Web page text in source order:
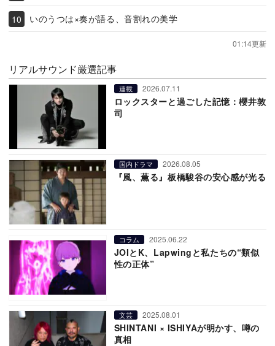
いのうつは×奏が語る、音割れの美学
01:14更新
リアルサウンド厳選記事
連載 2026.07.11
ロックスターと過ごした記憶：櫻井敦
司
国内ドラマ 2026.08.05
『風、薫る』板橋駿谷の安心感が光る
コラム 2025.06.22
JOIとK、Lapwingと私たちの“類似
性の正体”
文芸 2025.08.01
SHINTANI × ISHIYAが明かす、噂の
真相